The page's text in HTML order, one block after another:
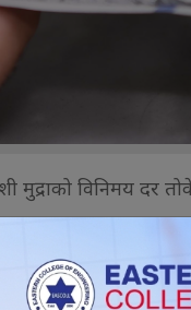
मुद्राको विनिमय दर
रियालको विदेशी